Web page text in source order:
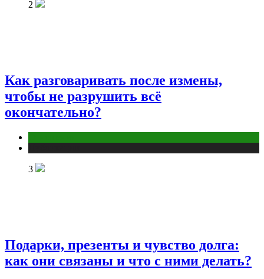
2
Как разговаривать после измены,
чтобы не разрушить всё
окончательно?
3
Подарки, презенты и чувство долга:
как они связаны и что с ними делать?